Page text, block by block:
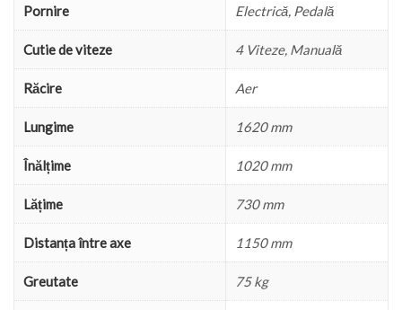
Pornire Electrică, Pedală
Cutie de viteze 4 Viteze, Manuală
Răcire Aer
Lungime 1620 mm
Înălțime 1020 mm
Lățime 730 mm
Distanța între axe 1150 mm
Greutate 75 kg